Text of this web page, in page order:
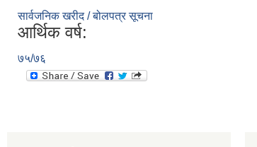
सार्वजनिक खरीद / बोलपत्र सूचना
आर्थिक वर्ष:
७५/७६